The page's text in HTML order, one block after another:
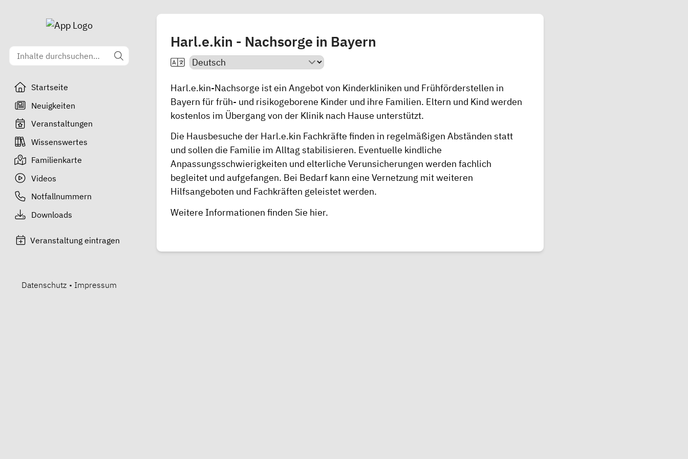
Startseite
Neuigkeiten
Veranstaltungen
Wissenswertes
Familienkarte
Videos
Notfallnummern
Downloads
Veranstaltung eintragen
Datenschutz • Impressum
Harl.e.kin - Nachsorge in Bayern
Harl.e.kin-Nachsorge ist ein Angebot von Kinderkliniken und Frühförderstellen in
Bayern für früh- und risikogeborene Kinder und ihre Familien. Eltern und Kind werden
kostenlos im Übergang von der Klinik nach Hause unterstützt.
Die Hausbesuche der Harl.e.kin Fachkräfte finden in regelmäßigen Abständen statt
und sollen die Familie im Alltag stabilisieren. Eventuelle kindliche
Anpassungsschwierigkeiten und elterliche Verunsicherungen werden fachlich
begleitet und aufgefangen. Bei Bedarf kann eine Vernetzung mit weiteren
Hilfsangeboten und Fachkräften geleistet werden.
Weitere Informationen finden Sie hier.